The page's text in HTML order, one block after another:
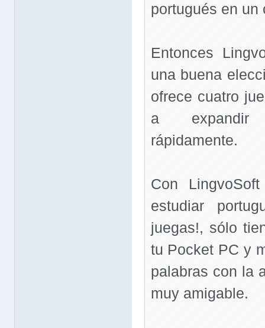
portugués en un
Entonces
una buena
ofrece cuatro
a expandir
rápidamente.
Con
estudiar
juegas!, sólo
tu Pocket PC y
palabras con la
muy amigable.